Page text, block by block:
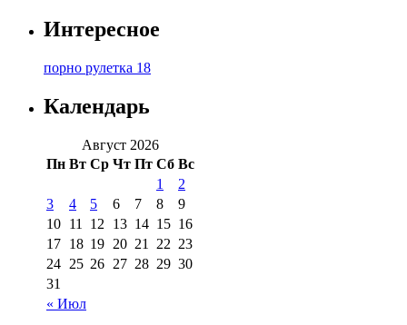
Интересное
порно рулетка 18
Календарь
Август 2026
Пн Вт Ср Чт Пт Сб Вс
« Июл
1
2
3
4 5 6 7 8
9
10 11 12 13 14 15 16
17 18 19 20 21 22 23
24 25 26 27 28 29 30
31